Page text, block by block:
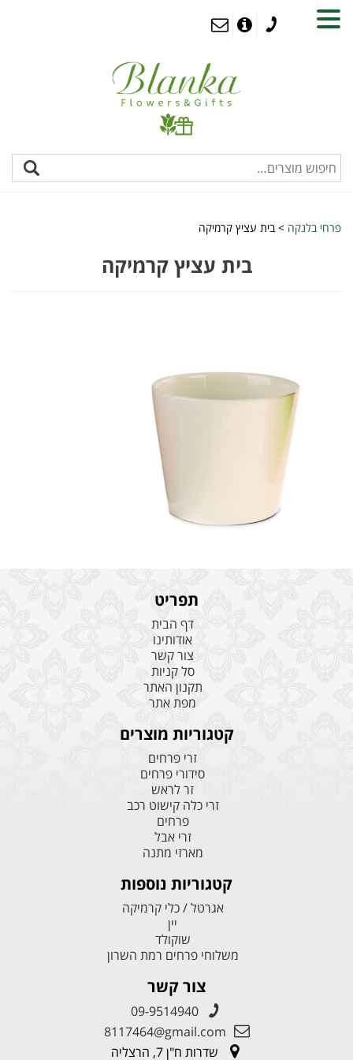
פרחי בלנקה >בית עציץ קרמיקה
בית עציץ קרמיקה
תפריט
דף הבית
אודותינו
צור קשר
סל קניות
תקנון האתר
מפת אתר
קטגוריות מוצרים
זרי פרחים
סידורי פרחים
זר לראש
זרי כלה קישוט רכב
פרחים
זרי אבל
מארזי מתנה
קטגוריות נוספות
אגרטל / כלי קרמיקה
יין
שוקולד
משלוחי פרחים רמת השרון
צור קשר
09-9514940
8117464@gmail.com
שדרות ח"ן 7, הרצליה